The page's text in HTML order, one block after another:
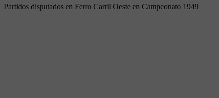
Partidos disputados en Ferro Carril Oeste en Campeonato 1949